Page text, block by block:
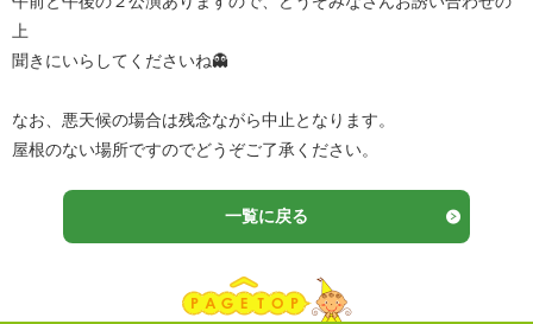
上
聞きにいらしてくださいね👻
なお、悪天候の場合は残念ながら中止となります。
屋根のない場所ですのでどうぞご了承ください。
一覧に戻る